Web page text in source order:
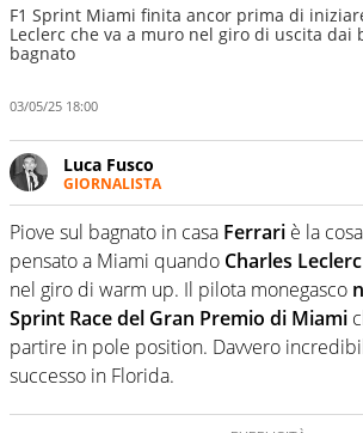
F1 Sprint Miami finita ancor prima di
Leclerc che va a muro nel giro di uscita dai
bagnato
03/05/25 18:00
Luca Fusco
GIORNALISTA
Giornalista multimediale. Quando si
lui sgasa, impenna, derapa. E spesso
sul podio
Piove sul bagnato in casa Ferrari è la
pensato a Miami quando Charles Leclerc
nel giro di warm up. Il pilota monegasco
Sprint Race del Gran Premio di Miami
partire in pole position. Davvero
successo in Florida.